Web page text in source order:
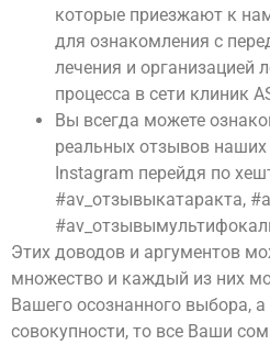
которые приезжают к
для ознакомления с
лечения и организацией
процесса в сети клиник
Вы всегда можете
реальных отзывов
Instagram перейдя по
#av_отзывыкатаракта,
Этих доводов и аргументов
множество и каждый из них
Вашего осознанного выбора,
совокупности, то все Ваши